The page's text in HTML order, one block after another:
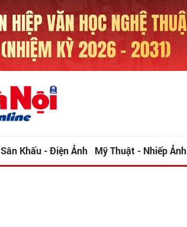
Sân Khấu - Điện Ảnh Mỹ Thuật - Nhiếp Ảnh